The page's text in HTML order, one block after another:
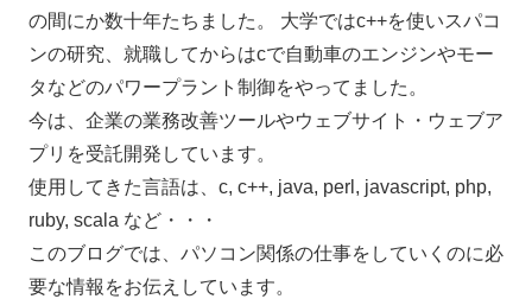
の間にか数十年たちました。 大学ではc++を使いスパコ
ンの研究、就職してからはcで自動車のエンジンやモー
タなどのパワープラント制御をやってました。
今は、企業の業務改善ツールやウェブサイト・ウェブア
プリを受託開発しています。
使用してきた言語は、c, c++, java, perl, javascript, php,
ruby, scala など・・・
このブログでは、パソコン関係の仕事をしていくのに必
要な情報をお伝えしています。